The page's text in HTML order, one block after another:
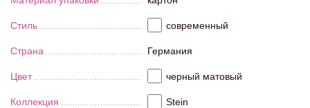
Стиль современный
Страна Германия
Цвет черный матовый
Коллекция Stein